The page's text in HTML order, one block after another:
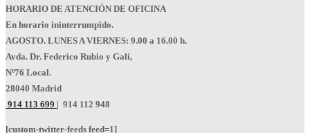
HORARIO DE ATENCIÓN DE OFICINA
En horario ininterrumpido.
AGOSTO. LUNES A VIERNES: 9.00 a 16.00 h.
Avda. Dr. Federico Rubio y Galí,
Nº76 Local.
28040 Madrid
914 113 699 | 914 112 948
[custom-twitter-feeds feed=1]